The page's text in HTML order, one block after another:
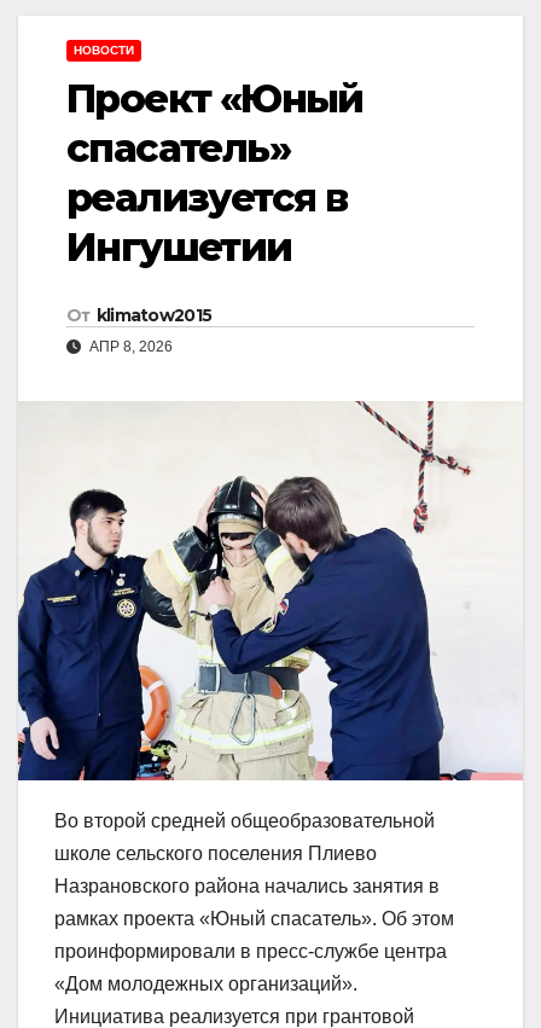
НОВОСТИ
Проект «Юный
спасатель»
реализуется в
Ингушетии
От klimatow2015
АПР 8, 2026
Во второй средней общеобразовательной
школе сельского поселения Плиево
Назрановского района начались занятия в
рамках проекта «Юный спасатель». Об этом
проинформировали в пресс-службе центра
«Дом молодежных организаций».
Инициатива реализуется при грантовой